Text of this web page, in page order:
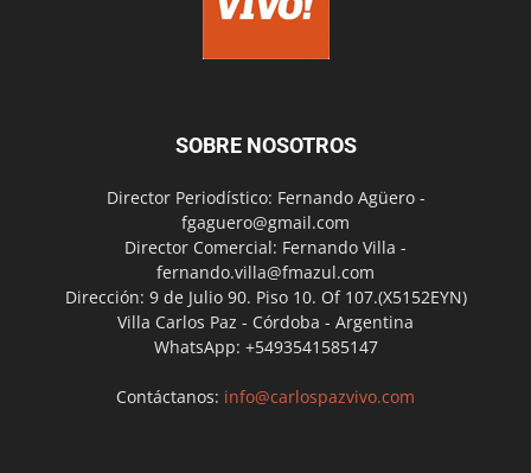
SOBRE NOSOTROS
Director Periodístico: Fernando Agüero -
fgaguero@gmail.com
Director Comercial: Fernando Villa -
fernando.villa@fmazul.com
Dirección: 9 de Julio 90. Piso 10. Of 107.(X5152EYN)
Villa Carlos Paz - Córdoba - Argentina
WhatsApp: +5493541585147
Contáctanos: info@carlospazvivo.com